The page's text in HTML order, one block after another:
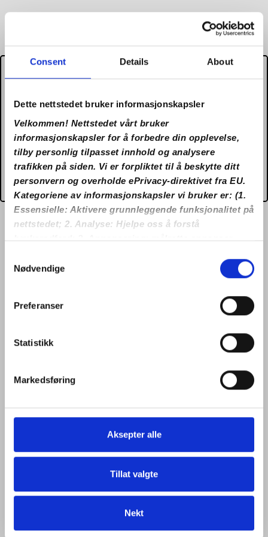
Consent Details About
Dette nettstedet bruker informasjonskapsler
Velkommen! Nettstedet vårt bruker
informasjonskapsler for å forbedre din opplevelse,
tilby personlig tilpasset innhold og analysere
trafikken på siden. Vi er forpliktet til å beskytte ditt
personvern og overholde ePrivacy-direktivet fra EU.
Kategoriene av informasjonskapsler vi bruker er: (1.
Essensielle: Aktivere grunnleggende funksjonalitet på
nettstedet; 2. Analyse: Hjelpe oss å forstå
brukeradferd; 3. Annonsering: målrette annonser
samtykker du til bruken av alle informasjonskapslene.
Besøk gjerne vår Personvernerklæring og Cookie-
Selection
Nødvendige
Preferanser
Statistikk
Markedsføring
Aksepter alle
Tillat valgte
Nekt
It appears that you are located
in US and due to Gambling
Regulations the domain
no.lilibet27.com does not
accept gambling from your
country.